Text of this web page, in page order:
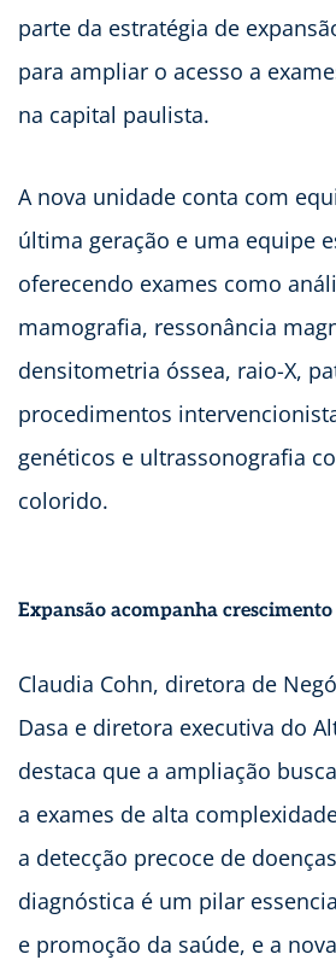
parte da estratégia de
para ampliar o acesso a
na capital paulista.
A nova unidade conta com
última geração e uma equipe
oferecendo exames como
mamografia, ressonância
densitometria óssea, raio-X,
procedimentos
genéticos e ultrassonografia
colorido.
Expansão acompanha
Claudia Cohn, diretora de
Dasa e diretora executiva do
destaca que a ampliação
a exames de alta
a detecção precoce de
diagnóstica é um pilar
e promoção da saúde, e a